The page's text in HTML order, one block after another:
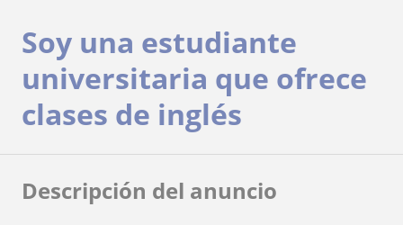
Soy una estudiante
universitaria que ofrece
clases de inglés
Descripción del anuncio